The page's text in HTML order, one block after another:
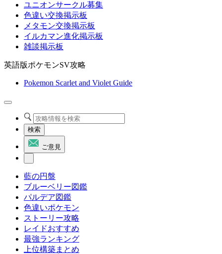
ユニオンサークル募集
色違い交換掲示板
メタモン交換掲示板
イルカマン進化掲示板
雑談掲示板
英語版ポケモンSV攻略
Pokemon Scarlet and Violet Guide
検索
ご意見
藍の円盤
ブルーベリー図鑑
パルデア図鑑
色違いポケモン
ストーリー攻略
レイドおすすめ
最強ランキング
上位構築まとめ